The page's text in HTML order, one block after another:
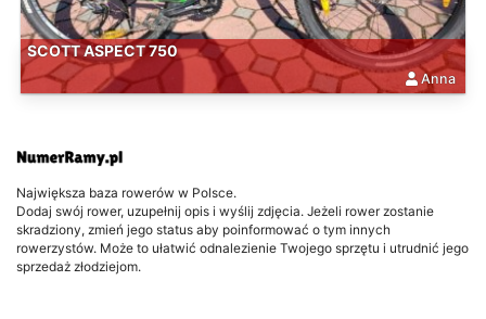
SCOTT ASPECT 750
Anna
Największa baza rowerów w Polsce.
Dodaj swój rower, uzupełnij opis i wyślij zdjęcia. Jeżeli rower zostanie
skradziony, zmień jego status aby poinformować o tym innych
rowerzystów. Może to ułatwić odnalezienie Twojego sprzętu i utrudnić jego
sprzedaż złodziejom.